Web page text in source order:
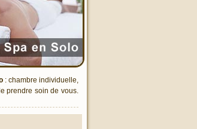
: chambre individuelle,
prendre soin de vous.